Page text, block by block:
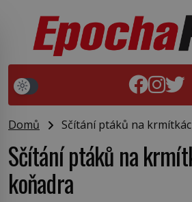
Domů Sčítání ptáků na
Sčítání ptáků na
koňadra